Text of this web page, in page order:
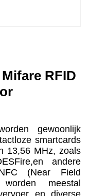
RFID
gewoonlijk
smartcards
13,56 MHz, zoals
andere
(Near Field
worden meestal
en diverse